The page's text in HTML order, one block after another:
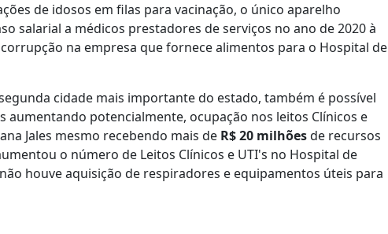
de idosos em filas para vacinação, o único aparelho
salarial a médicos prestadores de serviços no ano de 2020 à
na empresa que fornece alimentos para o Hospital de
cidade mais importante do estado, também é possível
aumentando potencialmente, ocupação nos leitos Clínicos e
Jales mesmo recebendo mais de R$ 20 milhõesde recursos
o número de Leitos Clínicos e UTI's no Hospital de
houve aquisição de respiradores e equipamentos úteis para